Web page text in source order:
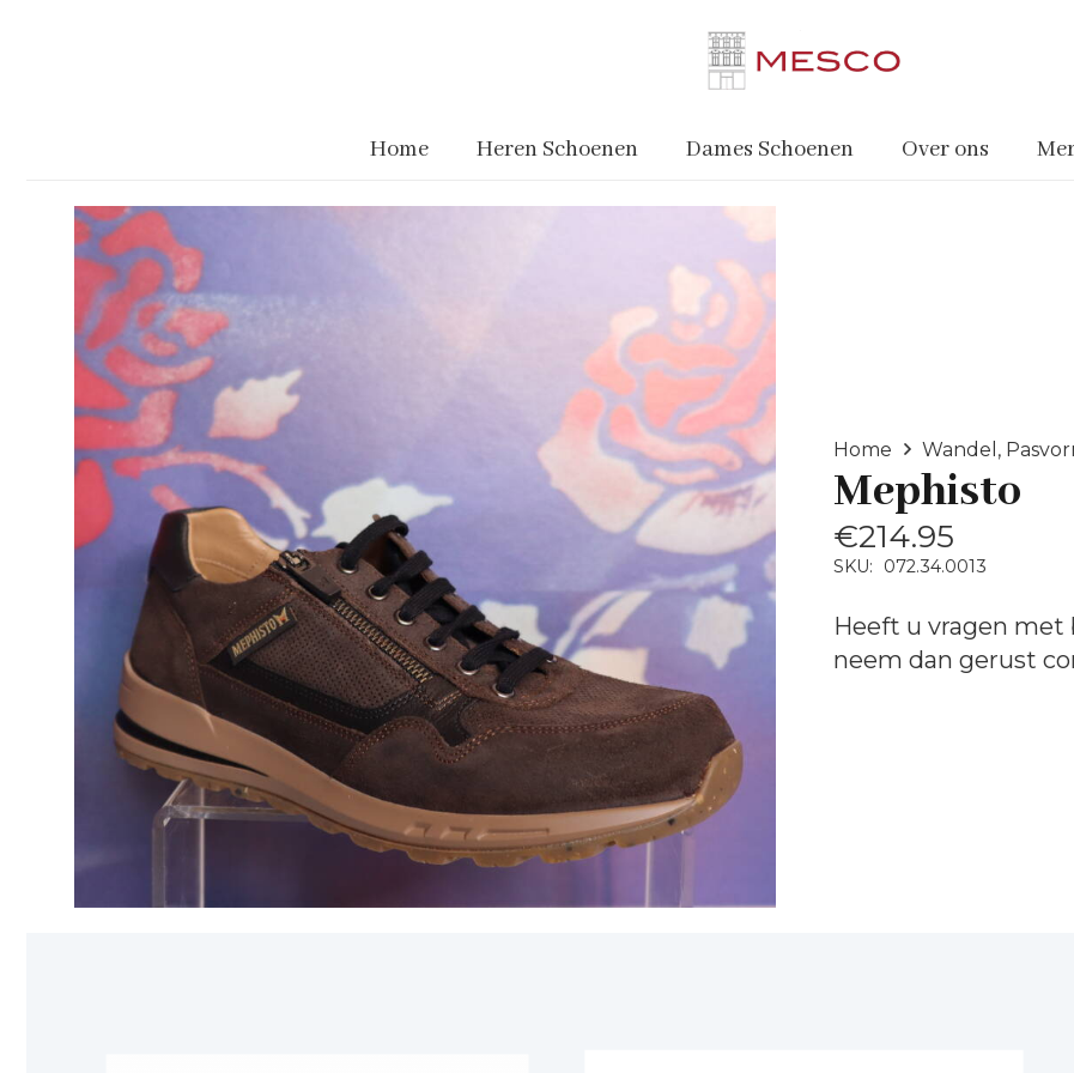
Home Heren Schoenen Dames Schoenen Over ons
Home Wandel,
Mephisto
€214.95
SKU: 072.34.0013
Heeft u vragen
neem dan gerust